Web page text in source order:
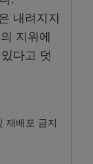
내려지지
지위에
다고 덧
재배포 금지